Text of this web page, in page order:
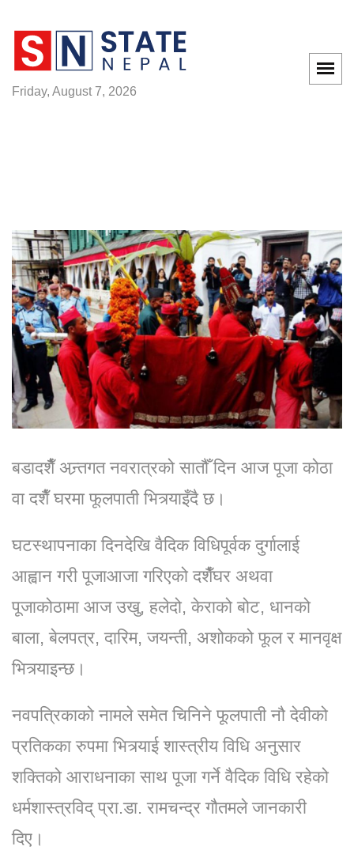
Friday, August 7, 2026
बडादशैैँ अन्र्तगत नवरात्रको सातौँ दिन आज पूजा कोठा
वा दशैँ घरमा फूलपाती भित्र्याइँदै छ।
घटस्थापनाका दिनदेखि वैदिक विधिपूर्वक दुर्गालाई
आह्वान गरी पूजाआजा गरिएको दशैँघर अथवा
पूजाकोठामा आज उखु, हलेदो, केराको बोट, धानको
बाला, बेलपत्र, दारिम, जयन्ती, अशोकको फूल र मानवृक्ष
भित्र्याइन्छ।
नवपत्रिकाको नामले समेत चिनिने फूलपाती नौ देवीको
प्रतिकका रुपमा भित्र्याई शास्त्रीय विधि अनुसार
शक्तिको आराधनाका साथ पूजा गर्ने वैदिक विधि रहेको
धर्मशास्त्रविद् प्रा.डा. रामचन्द्र गौतमले जानकारी
दिए।